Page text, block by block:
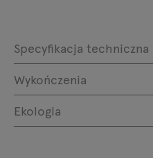
Specyfikacja techniczna
Wykończenia
Ekologia